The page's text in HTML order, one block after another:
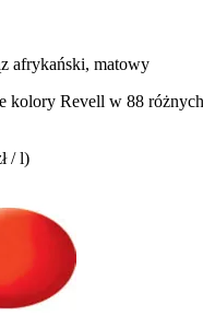
afrykański, matowy
kolory Revell w 88
/ l)